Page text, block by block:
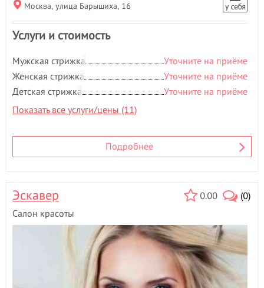
Москва, улица Барышиха, 16
Услуги и стоимость
Мужская стрижка
Уточните на приёме
Женская стрижка
Уточните на приёме
Детская стрижка
Уточните на приёме
Показать все услуги/цены (11)
Подробнее
0.00 (0)
Эскавер
Салон красоты